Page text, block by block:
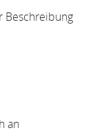
Beschreibung
an